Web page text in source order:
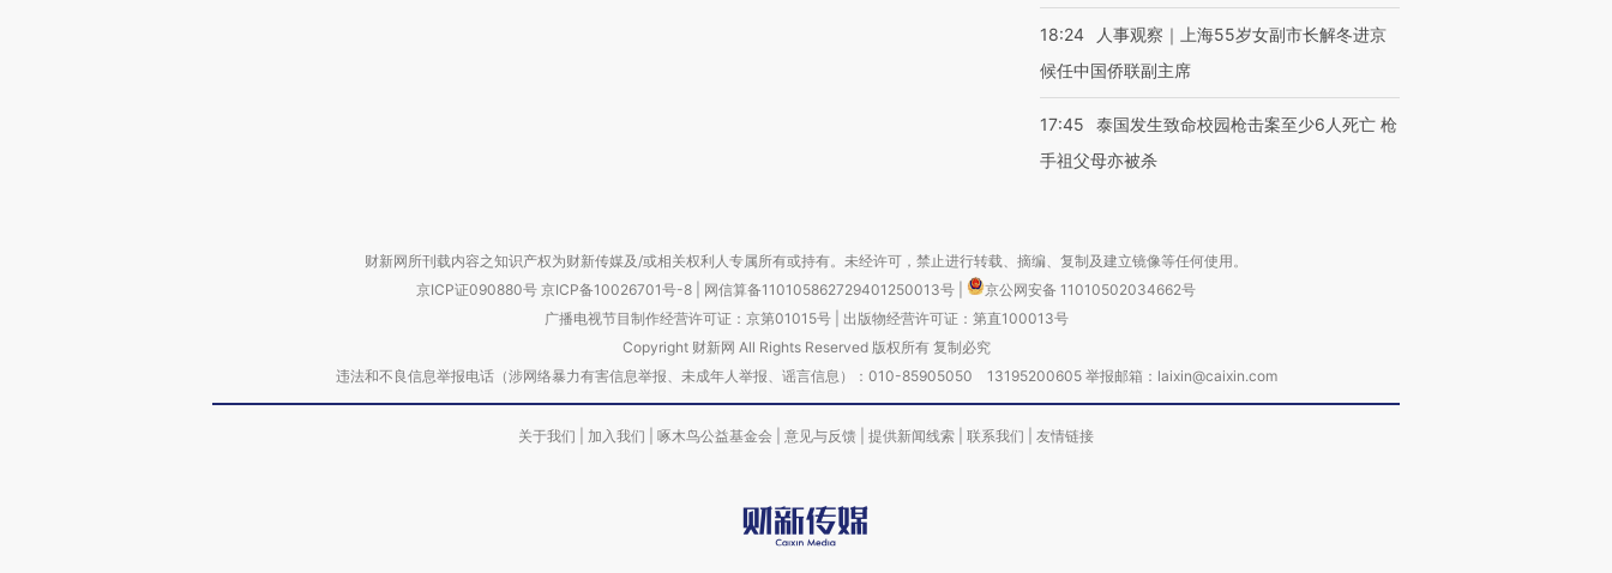
18:24
人事观察｜上海55岁女副市长解冬进京
候任中国侨联副主席
17:45
泰国发生致命校园枪击案至少6人死亡 枪
手祖父母亦被杀
财新网所刊载内容之知识产权为财新传媒及/或相关权利人专属所有或持有。未经许可，禁止进行转载、摘编、复制及建立镜像等任何使用。
京ICP证090880号 京ICP备10026701号-8 网信算备110105862729401250013号
京公网安备 11010502034662号
广播电视节目制作经营许可证：京第01015号| 出版物经营许可证：第直100013号
Copyright 财新网 All Rights Reserved 版权所有 复制必究
违法和不良信息举报电话（涉网络暴力有害信息举报、未成年人举报、谣言信息）：010-85905050 13195200605 举报邮箱：laixin@caixin.com
关于我们 加入我们 啄木鸟公益基金会 意见与反馈 提供新闻线索 联系我们 友情链接